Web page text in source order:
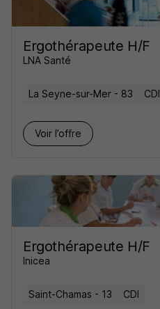
Ergothérapeute H/F
LNA Santé
La Seyne-sur-Mer - 83 CDI
Voir l’offre
Ergothérapeute H/F
Inicea
Saint-Chamas - 13 CDI